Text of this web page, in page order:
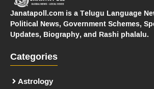
Janatapoll.com is a Telugu Language
Political News, Government Schemes,
Updates, Biography, and Rashi phalalu.
Categories
Astrology